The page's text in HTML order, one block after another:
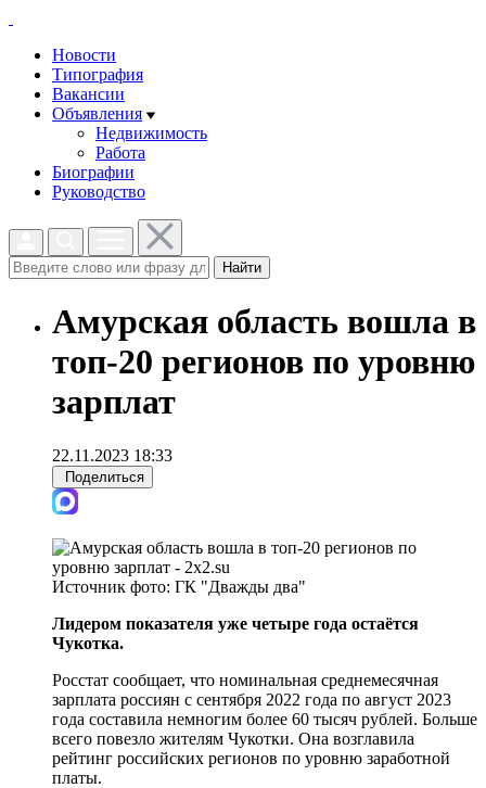
Новости
Типография
Вакансии
Объявления
Недвижимость
Работа
Биографии
Руководство
Найти
Амурская область вошла в
топ-20 регионов по уровню
зарплат
22.11.2023 18:33
Поделиться
Источник фото: ГК "Дважды два"
Лидером показателя уже четыре года остаётся
Чукотка.
Росстат сообщает, что номинальная среднемесячная
зарплата россиян c сентября 2022 года по август 2023
года составила немногим более 60 тысяч рублей. Больше
всего повезло жителям Чукотки. Она возглавила
рейтинг российских регионов по уровню заработной
платы.